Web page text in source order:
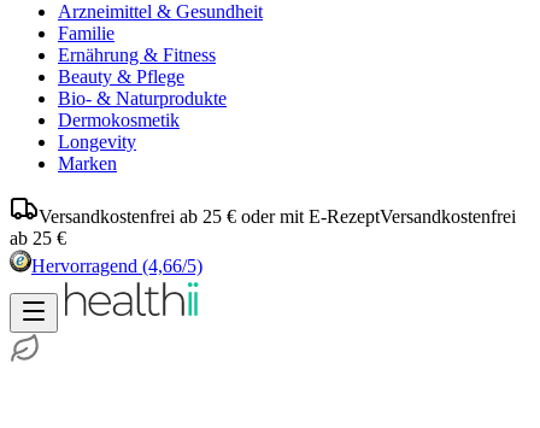
Arzneimittel & Gesundheit
Familie
Ernährung & Fitness
Beauty & Pflege
Bio- & Naturprodukte
Dermokosmetik
Longevity
Marken
Versandkostenfrei ab 25 € oder mit E-RezeptVersandkostenfrei
ab 25 €
Hervorragend (4,66/5)